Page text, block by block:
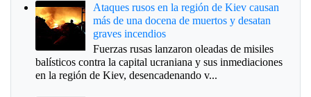
Ataques rusos en la región de Kiev causan
más de una docena de muertos y desatan
graves incendios
Fuerzas rusas lanzaron oleadas de misiles
balísticos contra la capital ucraniana y sus inmediaciones
en la región de Kiev, desencadenando v...